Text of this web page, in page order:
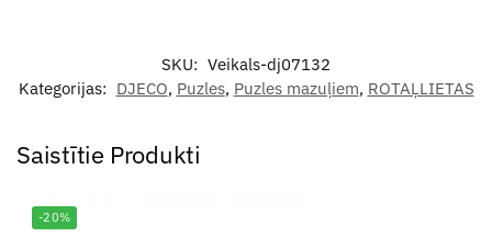
SKU: Veikals-dj07132
Kategorijas: DJECO, Puzles, Puzles mazuļiem, ROTAĻLIETAS
Saistītie Produkti
-20%